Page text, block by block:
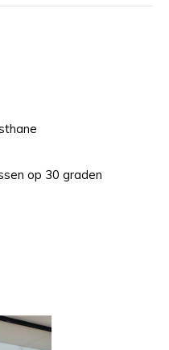
op 30 graden